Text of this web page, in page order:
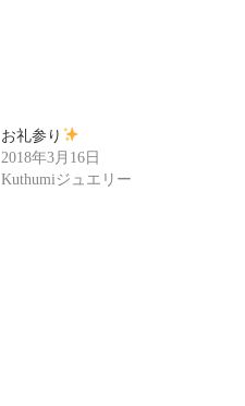
お礼参り
2018年3月16日
Kuthumiジュエリー